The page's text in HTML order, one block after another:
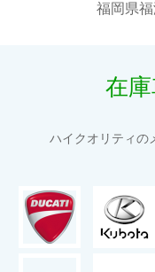
福岡県
在
ハイクオリティの